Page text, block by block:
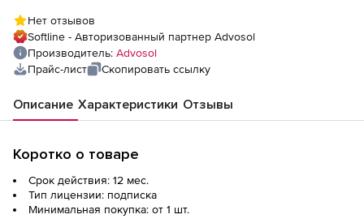
Нет отзывов
Softline - Авторизованный партнер Advosol
Производитель: Advosol
Прайс-лист
Скопировать ссылку
Описание Характеристики Отзывы
Коротко о товаре
Срок действия: 12 мес.
Тип лицензии: подписка
Минимальная покупка: от 1 шт.